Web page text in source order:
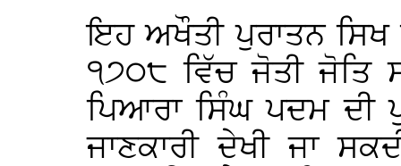
ਇਹ ਅਖੌਤੀ ਪੁਰਾਤਨ ਸਿਖ
੧੭੦੮ ਵਿੱਚ ਜੋਤੀ
ਪਿਆਰਾ ਸਿੰਘ ਪਦਮ ਦੀ
ਜਾਣਕਾਰੀ ਦੇਖੀ ਜਾ